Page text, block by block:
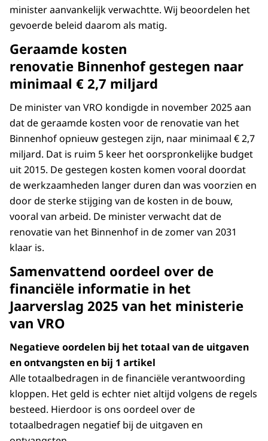
minister aanvankelijk verwachtte. Wij beoordelen het
gevoerde beleid daarom als matig.
Geraamde kosten
renovatie Binnenhof gestegen naar
minimaal € 2,7 miljard
De minister van VRO kondigde in november 2025 aan
dat de geraamde kosten voor de renovatie van het
Binnenhof opnieuw gestegen zijn, naar minimaal € 2,7
miljard. Dat is ruim 5 keer het oorspronkelijke budget
uit 2015. De gestegen kosten komen vooral doordat
de werkzaamheden langer duren dan was voorzien en
door de sterke stijging van de kosten in de bouw,
vooral van arbeid. De minister verwacht dat de
renovatie van het Binnenhof in de zomer van 2031
klaar is.
Samenvattend oordeel over de
financiële informatie in het
Jaarverslag 2025 van het ministerie
van VRO
Negatieve oordelen bij het totaal van de uitgaven
en ontvangsten en bij 1 artikel
Alle totaalbedragen in de financiële verantwoording
kloppen. Het geld is echter niet altijd volgens de regels
besteed. Hierdoor is ons oordeel over de
totaalbedragen negatief bij de uitgaven en